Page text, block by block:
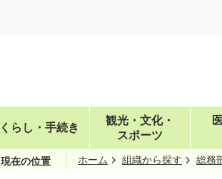
くらし・手続き
観光・文化・
スポーツ
現在の位置 ホーム 組織から探す 総務